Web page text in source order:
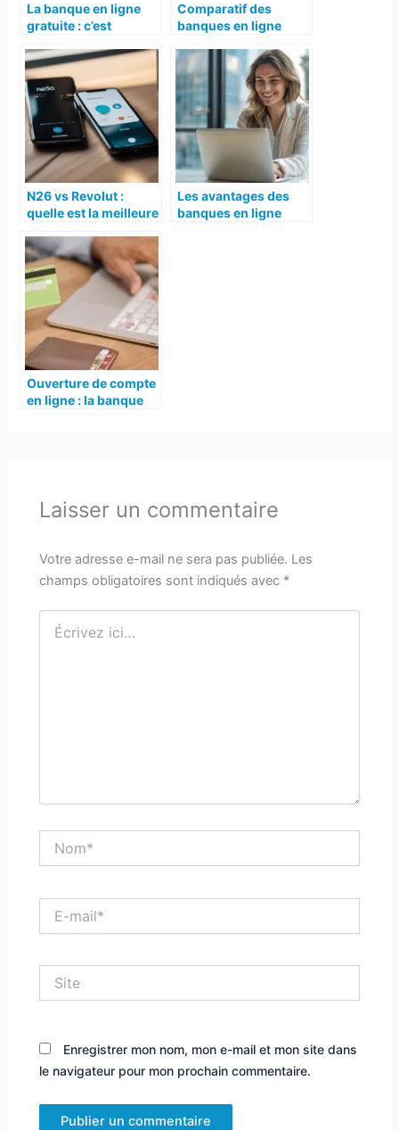
La banque en ligne
gratuite : c’est
Comparatif des
banques en ligne
: Les meilleures offres
N26 vs Revolut :
quelle est la meilleure
Les avantages des
banques en ligne
Ouverture de compte
en ligne : la banque
Laisser un commentaire
Votre adresse e-mail ne sera pas publiée. Les
champs obligatoires sont indiqués avec *
Écrivez
ici…
mail*
Enregistrer mon nom, mon e-mail et mon site dans
le navigateur pour mon prochain commentaire.